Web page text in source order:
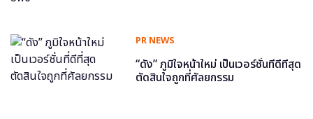
PR NEWS
“ดัง” ภูมิใจหน้าใหม่ เป็นเวอร์ชั่นที่ดีที่สุด
ตัดสินใจถูกที่ศัลยกรรม